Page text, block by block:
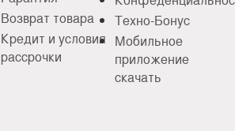
Возврат товара
Кредит и условия
рассрочки
Техно-Бонус
Мобильное
приложение
скачать